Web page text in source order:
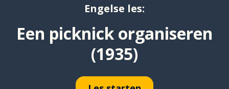
Engelse les:
Een picknick organiseren
(1935)